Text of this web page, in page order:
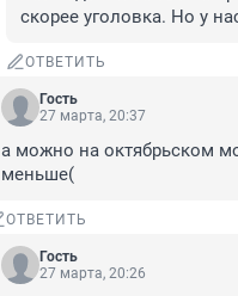
скорее уголовка. Но у
ОТВЕТИТЬ
Гость
27 марта, 20:37
а можно на октябрьском
меньше(
ОТВЕТИТЬ
Гость
27 марта, 20:26